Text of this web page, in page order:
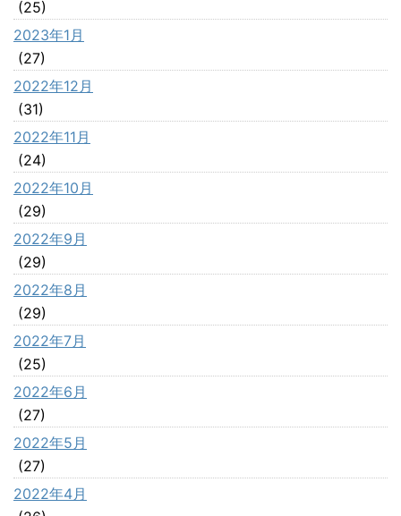
(25)
2023年1月
(27)
2022年12月
(31)
2022年11月
(24)
2022年10月
(29)
2022年9月
(29)
2022年8月
(29)
2022年7月
(25)
2022年6月
(27)
2022年5月
(27)
2022年4月